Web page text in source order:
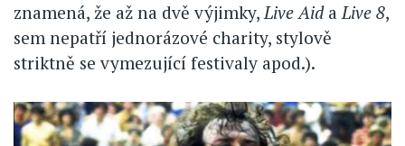
znamená, že až na dvě výjimky,Live AidaLive 8,
sem nepatří jednorázové charity, stylově
striktně se vymezující festivaly apod.).